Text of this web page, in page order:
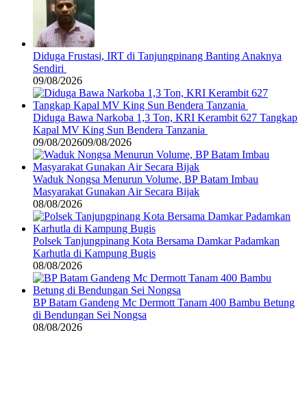
Diduga Frustasi, IRT di Tanjungpinang Banting Anaknya
Sendiri
09/08/2026
Diduga Bawa Narkoba 1,3 Ton, KRI Kerambit 627 Tangkap
Kapal MV King Sun Bendera Tanzania
09/08/202609/08/2026
Waduk Nongsa Menurun Volume, BP Batam Imbau
Masyarakat Gunakan Air Secara Bijak
08/08/2026
Polsek Tanjungpinang Kota Bersama Damkar Padamkan
Karhutla di Kampung Bugis
08/08/2026
BP Batam Gandeng Mc Dermott Tanam 400 Bambu Betung
di Bendungan Sei Nongsa
08/08/2026